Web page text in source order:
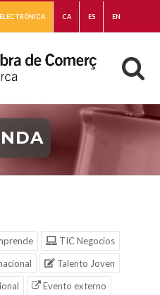
ELECTRÓNICA CA ES EN
TIC Negocios
Talento Joven
Evento externo